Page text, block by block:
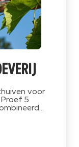
voor
Proef 5